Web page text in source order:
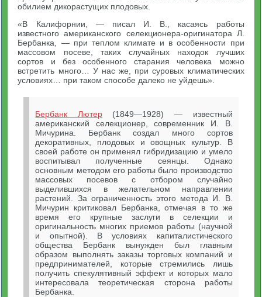
обилием дикорастущих плодовых.
«В Калифорнии, — писал И. В., касаясь работы
известного американского селекционера-оригинатора Л.
Бербанка, — при теплом климате и в особенности при
массовом посеве, таких случайных находок лучших
сортов и без особенного старания человека можно
встретить много… У нас же, при суровых климатических
условиях… при таком способе далеко не уйдешь».
Бербанк Лютер(1849—1928) — известный
американский селекционер, современник И. В.
Мичурина. Бербанк создал много сортов
декоративных, плодовых и овощных культур. В
своей работе он применял гибридизацию и умело
воспитывал полученные сеянцы. Однако
основным методом его работы было производство
массовых посевов с отбором случайно
выделившихся в желательном направлении
растений. За ограниченность этого метода И. В.
Мичурин критиковал Бербанка, отмечая в то же
время его крупные заслуги в селекции и
оригинальность многих приемов работы (научной
и опытной). В условиях капиталистического
общества Бербанк вынужден был главным
образом выполнять заказы торговых компаний и
предпринимателей, которые стремились лишь
получить спекулятивный эффект и которых мало
интересовала теоретическая сторона работы
Бербанка.